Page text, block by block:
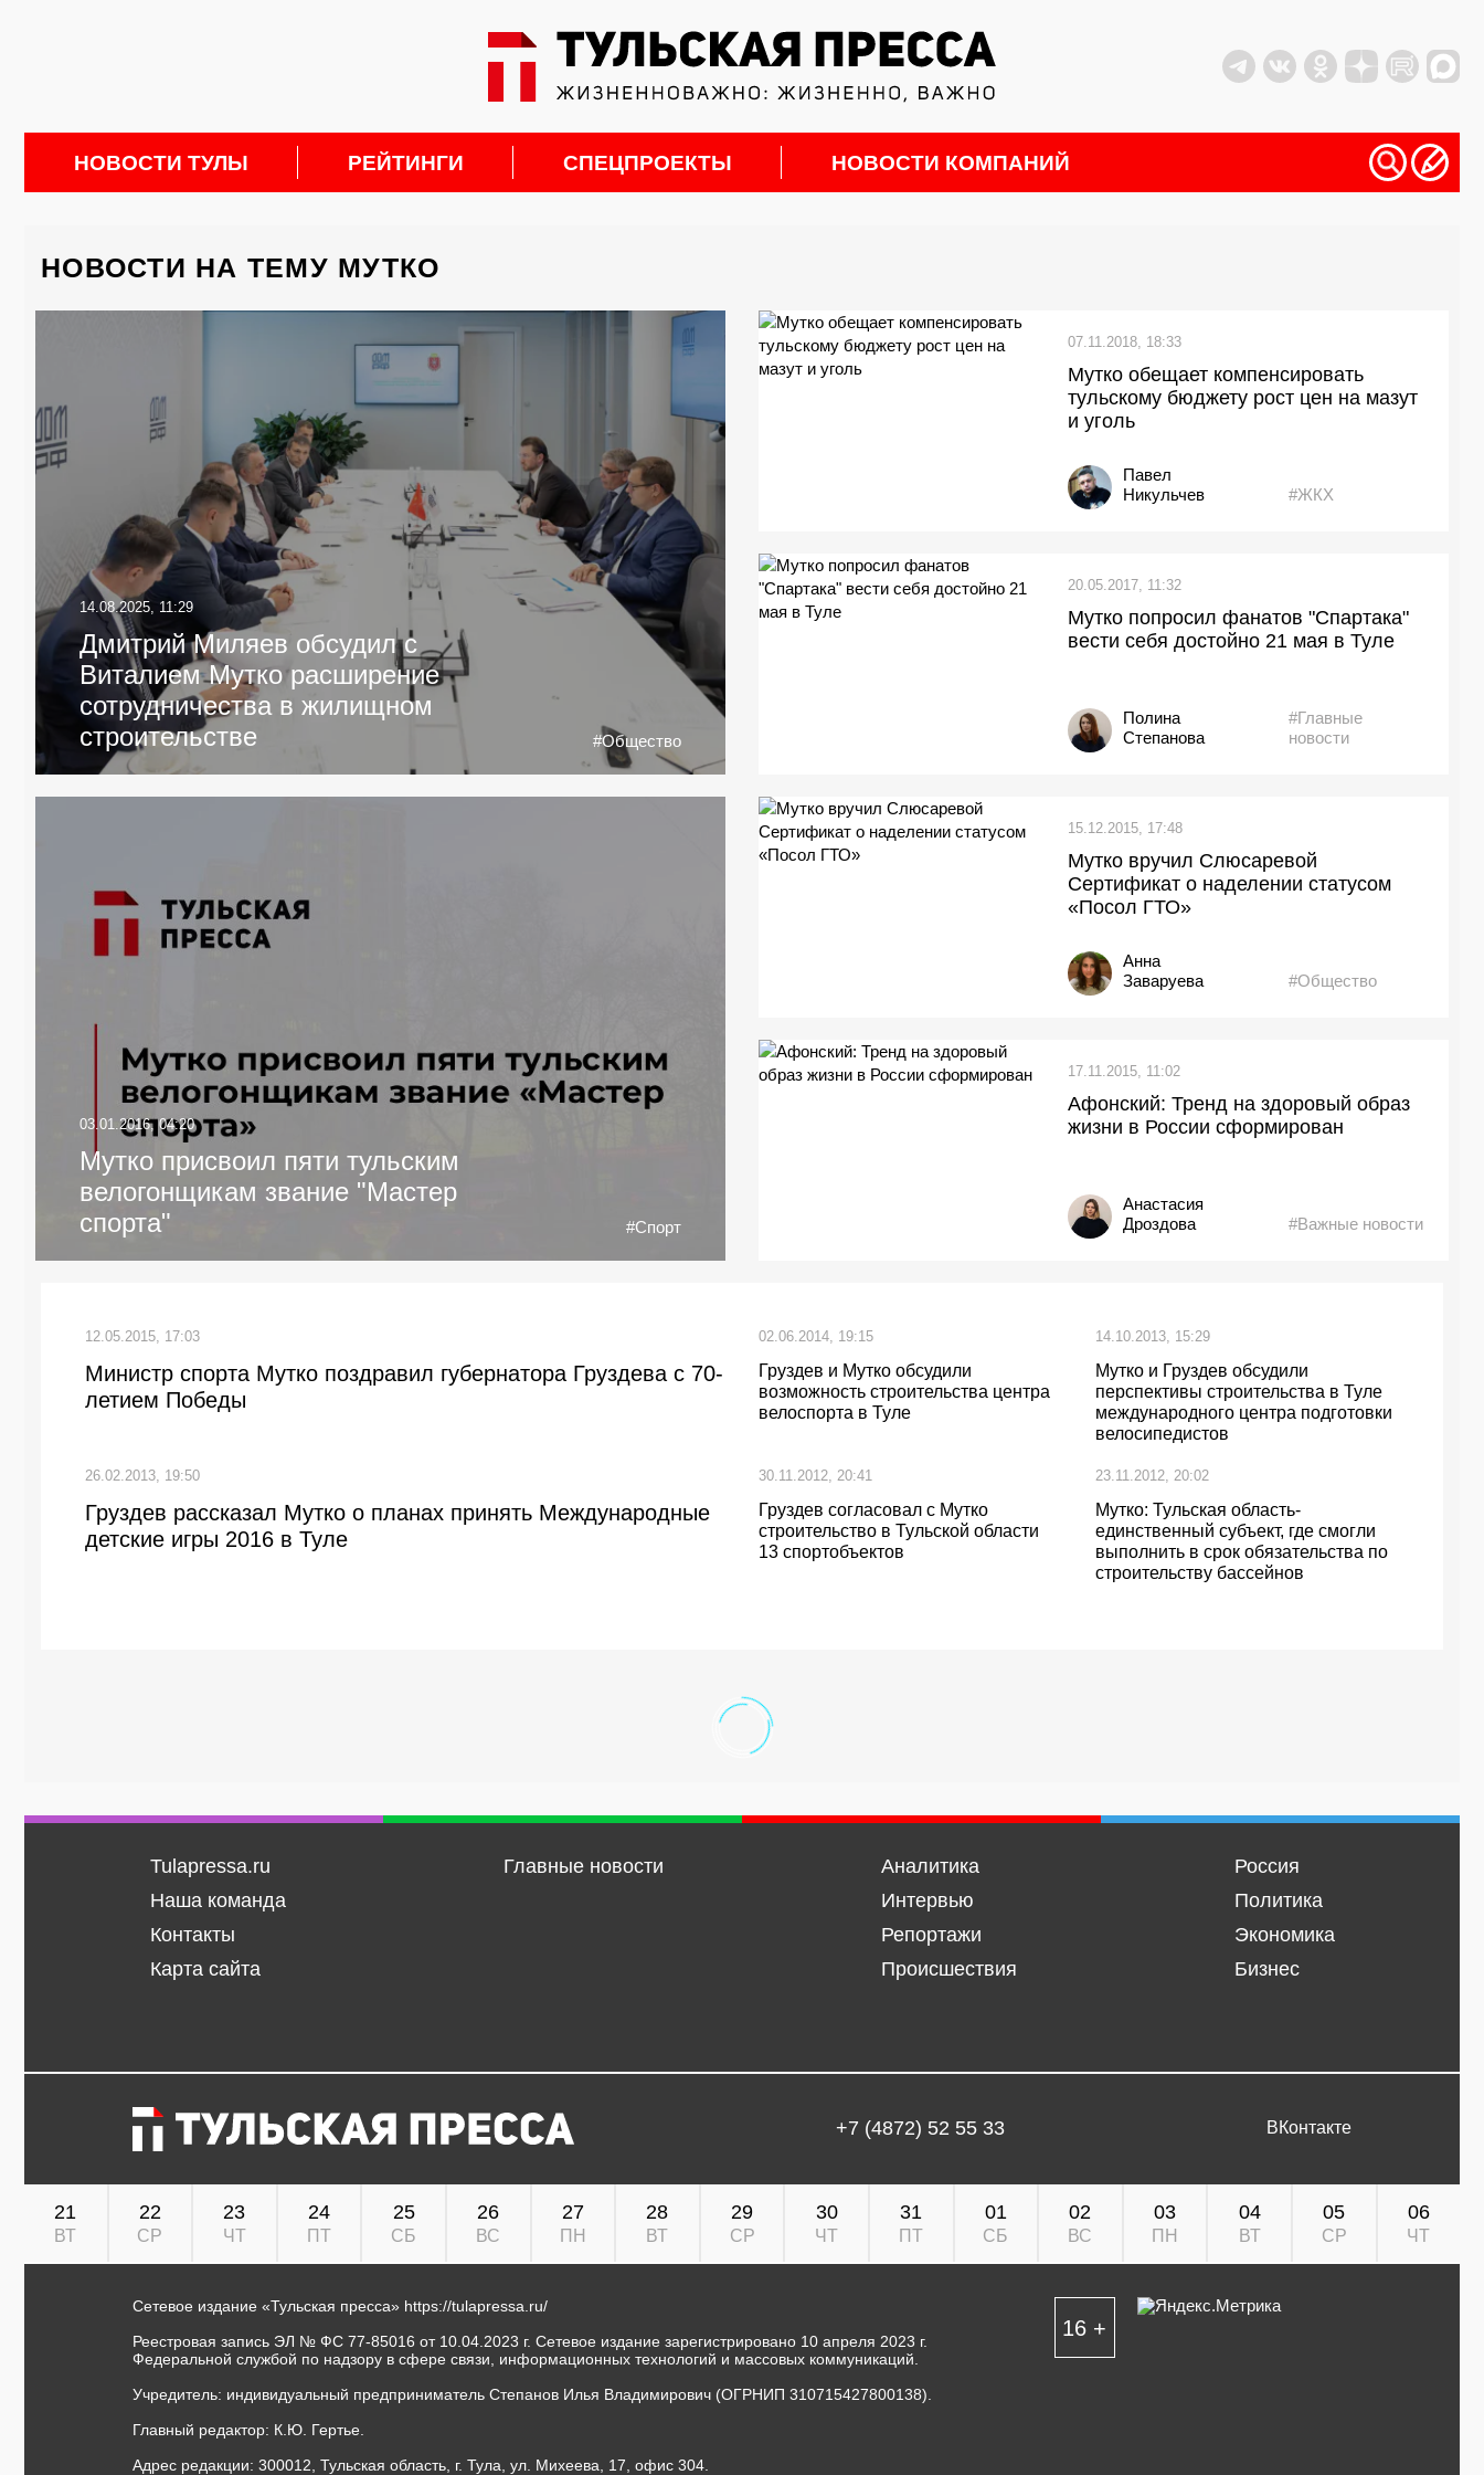
НОВОСТИ ТУЛЫ РЕЙТИНГИ СПЕЦПРОЕКТЫ НОВОСТИ КОМПАНИЙ
НОВОСТИ НА ТЕМУ МУТКО
14.08.2025, 11:29
Дмитрий Миляев обсудил с
Виталием Мутко расширение
сотрудничества в жилищном
строительстве
#Общество
07.11.2018, 18:33
Мутко обещает компенсировать
тульскому бюджету рост цен на мазут
и уголь
Павел
Никульчев
#ЖКХ
20.05.2017, 11:32
Мутко попросил фанатов "Спартака"
вести себя достойно 21 мая в Туле
Полина
Степанова
#Главные
новости
03.01.2016, 04:20
Мутко присвоил пяти тульским
велогонщикам звание "Мастер
спорта"
#Спорт
15.12.2015, 17:48
Мутко вручил Слюсаревой
Сертификат о наделении статусом
«Посол ГТО»
Анна
Заваруева
#Общество
17.11.2015, 11:02
Афонский: Тренд на здоровый образ
жизни в России сформирован
Анастасия
Дроздова
#Важные новости
12.05.2015, 17:03
Министр спорта Мутко поздравил губернатора Груздева с 70-
летием Победы
02.06.2014, 19:15
Груздев и Мутко обсудили
возможность строительства центра
велоспорта в Туле
14.10.2013, 15:29
Мутко и Груздев обсудили
перспективы строительства в Туле
международного центра подготовки
велосипедистов
26.02.2013, 19:50
Груздев рассказал Мутко о планах принять Международные
детские игры 2016 в Туле
30.11.2012, 20:41
Груздев согласовал с Мутко
строительство в Тульской области
13 спортобъектов
23.11.2012, 20:02
Мутко: Тульская область-
единственный субъект, где смогли
выполнить в срок обязательства по
строительству бассейнов
Tulapressa.ru
Наша команда
Контакты
Карта сайта
Главные новости
Аналитика
Интервью
Репортажи
Происшествия
Россия
Политика
Экономика
Бизнес
+7 (4872) 52 55 33 ВКонтакте
21
ВТ
22
СР
23
ЧТ
24
ПТ
25
СБ
26
ВС
27
ПН
28
ВТ
29
СР
30
ЧТ
31
ПТ
01
СБ
02
ВС
03
ПН
04
ВТ
05
СР
06
ЧТ
Сетевое издание «Тульская пресса» https://tulapressa.ru/
Реестровая запись ЭЛ № ФС 77-85016 от 10.04.2023 г. Сетевое издание зарегистрировано 10 апреля 2023 г.
Федеральной службой по надзору в сфере связи, информационных технологий и массовых коммуникаций.
Учредитель: индивидуальный предприниматель Степанов Илья Владимирович (ОГРНИП 310715427800138).
Главный редактор: К.Ю. Гертье.
Адрес редакции: 300012, Тульская область, г. Тула, ул. Михеева, 17, офис 304.
16 +